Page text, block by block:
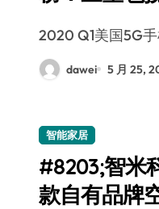
2020 Q1美国5G
dawei 5 月 25,
智能家居
#8203;智米
款自有品牌